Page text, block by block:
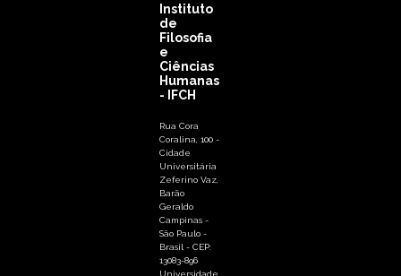
Instituto
de
Filosofia
e
Ciências
Humanas
- IFCH
Rua Cora
Coralina, 100 -
Cidade
Universitária
Zeferino Vaz,
Barão
Geraldo
Campinas -
São Paulo -
Brasil - CEP:
13083-896
Universidade